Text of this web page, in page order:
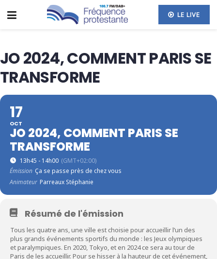
LE LIVE
JO 2024, COMMENT PARIS SE
TRANSFORME
17
OCT
JO 2024, COMMENT PARIS SE
TRANSFORME
13h45 - 14h00 (GMT+02:00)
Émission Ça se passe près de chez vous
Animateur Parreaux Stéphanie
Résumé de l'émission
Tous les quatre ans, une ville est choisie pour accueillir l’un des
plus grands événements sportifs du monde : les Jeux olympiques
et paralympiques. En 2020, Tokyo, et en 2024 ce sera au tour de
Paris de les accueillir. Pour se hisser à la hauteur de cet événement,